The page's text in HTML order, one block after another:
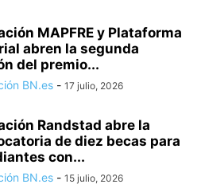
MAPFRE y Plataforma
abren la segunda
del premio...
BN.es - 17 julio, 2026
Randstad abre la
de diez becas para
con...
BN.es - 15 julio, 2026